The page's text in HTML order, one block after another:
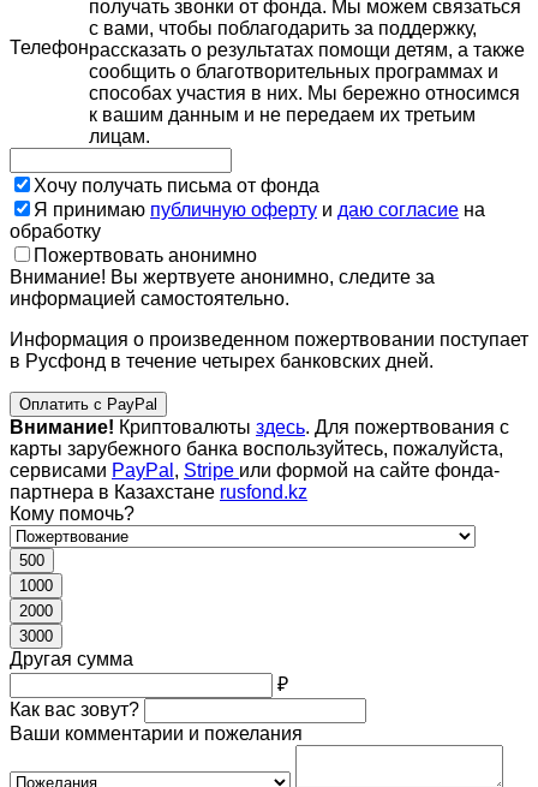
Телефон
получать звонки от фонда. Мы можем связаться
с вами, чтобы поблагодарить за поддержку,
рассказать о результатах помощи детям, а также
сообщить о благотворительных программах и
способах участия в них. Мы бережно относимся
к вашим данным и не передаем их третьим
лицам.
Хочу получать письма от фонда
Я принимаю публичную оферту и даю согласие на
обработку
Пожертвовать анонимно
Внимание! Вы жертвуете анонимно, следите за
информацией самостоятельно.
Информация о произведенном пожертвовании поступает
в Русфонд в течение четырех банковских дней.
Оплатить с PayPal
Внимание! Криптовалюты здесь. Для пожертвования с
карты зарубежного банка воспользуйтесь, пожалуйста,
сервисами PayPal , Stripe или формой на сайте фонда-
партнера в Казахстане rusfond.kz
Кому помочь?
500
1000
2000
3000
Другая сумма
₽
Как вас зовут?
Ваши комментарии и пожелания